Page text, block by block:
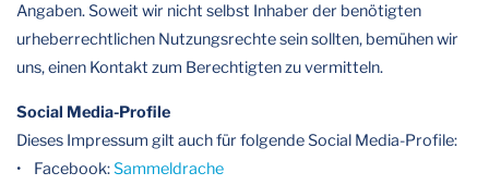
Angaben. Soweit wir nicht selbst Inhaber der benötigten
urheberrechtlichen Nutzungsrechte sein sollten, bemühen wir
uns, einen Kontakt zum Berechtigten zu vermitteln.
Social Media-Profile
Dieses Impressum gilt auch für folgende Social Media-Profile:
• Facebook:Sammeldrache